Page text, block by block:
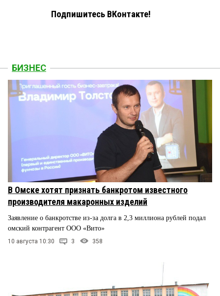
Подпишитесь ВКонтакте!
БИЗНЕС
В Омске хотят признать банкротом известного
производителя макаронных изделий
Заявление о банкротстве из-за долга в 2,3 миллиона рублей подал
омский контрагент ООО «Вито»
10 августа 10:30 3 358